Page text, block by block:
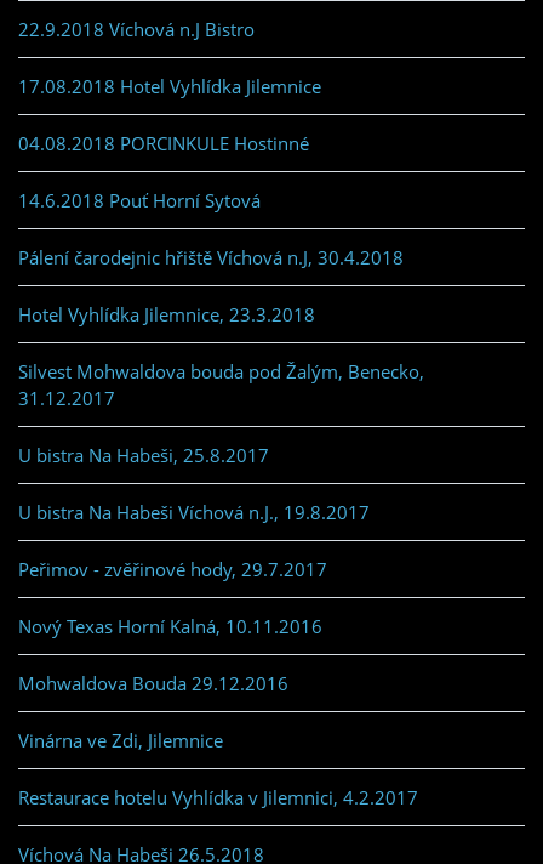
22.9.2018 Víchová n.J Bistro
17.08.2018 Hotel Vyhlídka Jilemnice
04.08.2018 PORCINKULE Hostinné
14.6.2018 Pouť Horní Sytová
Pálení čarodejnic hřiště Víchová n.J, 30.4.2018
Hotel Vyhlídka Jilemnice, 23.3.2018
Silvest Mohwaldova bouda pod Žalým, Benecko,
31.12.2017
U bistra Na Habeši, 25.8.2017
U bistra Na Habeši Víchová n.J., 19.8.2017
Peřimov - zvěřinové hody, 29.7.2017
Nový Texas Horní Kalná, 10.11.2016
Mohwaldova Bouda 29.12.2016
Vinárna ve Zdi, Jilemnice
Restaurace hotelu Vyhlídka v Jilemnici, 4.2.2017
Víchová Na Habeši 26.5.2018